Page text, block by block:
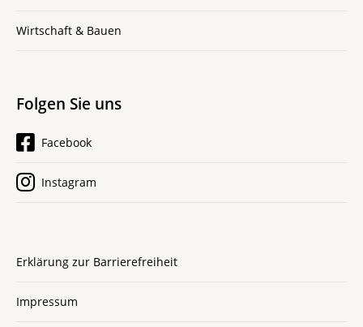
Wirtschaft & Bauen
Folgen Sie uns
Facebook
Instagram
Erklärung zur Barrierefreiheit
Impressum